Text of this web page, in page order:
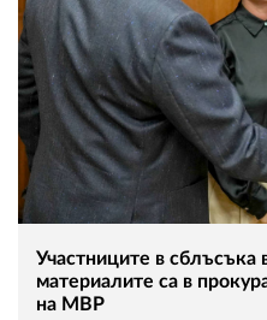
Участниците в сблъсъка
материалите са в
на МВР